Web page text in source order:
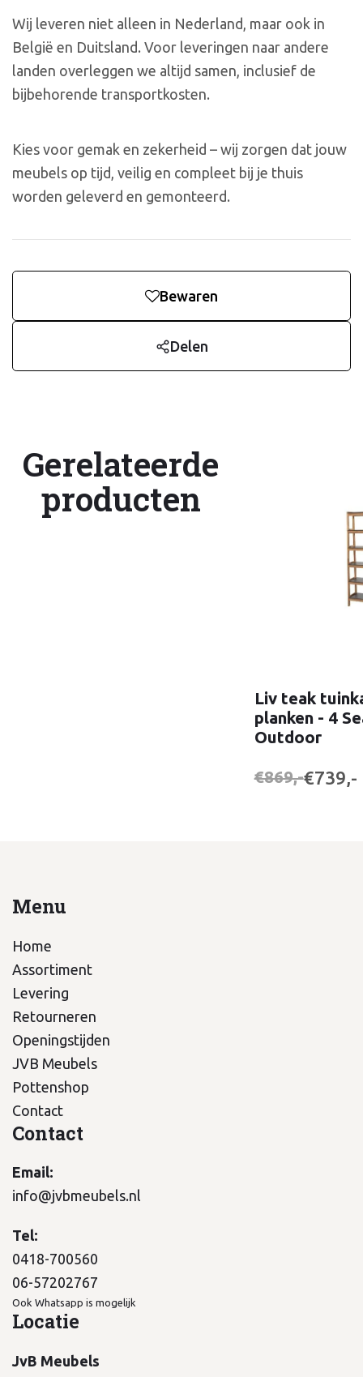
Wij leveren niet alleen in Nederland, maar ook in
België en Duitsland. Voor leveringen naar andere
landen overleggen we altijd samen, inclusief de
bijbehorende transportkosten.
Kies voor gemak en zekerheid – wij zorgen dat jouw
meubels op tijd, veilig en compleet bij je thuis
worden geleverd en gemonteerd.
Bewaren
Delen
Gerelateerde
producten
Liv teak
planken - 4
Outdoor
€869,-€739,-
Menu
Home
Assortiment
Levering
Retourneren
Openingstijden
JVB Meubels
Pottenshop
Contact
Contact
Email:
info@jvbmeubels.nl
Tel:
0418-700560
06-57202767
Ook Whatsapp is mogelijk
Locatie
JvB Meubels